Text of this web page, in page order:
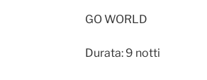
GO WORLD
Durata: 9 notti